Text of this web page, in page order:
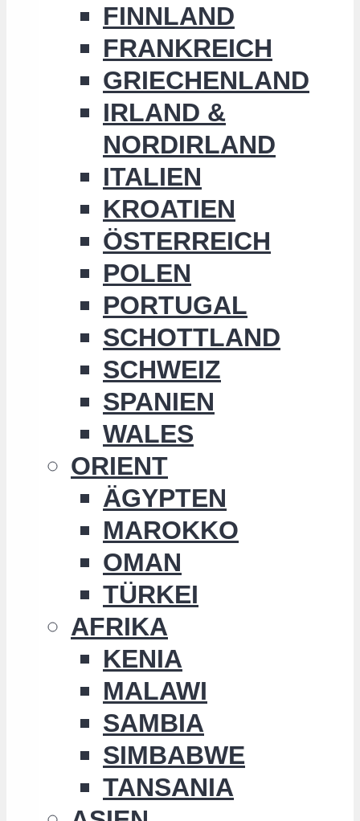
FINNLAND
FRANKREICH
GRIECHENLAND
IRLAND &
NORDIRLAND
ITALIEN
KROATIEN
ÖSTERREICH
POLEN
PORTUGAL
SCHOTTLAND
SCHWEIZ
SPANIEN
WALES
ORIENT
ÄGYPTEN
MAROKKO
OMAN
TÜRKEI
AFRIKA
KENIA
MALAWI
SAMBIA
SIMBABWE
TANSANIA